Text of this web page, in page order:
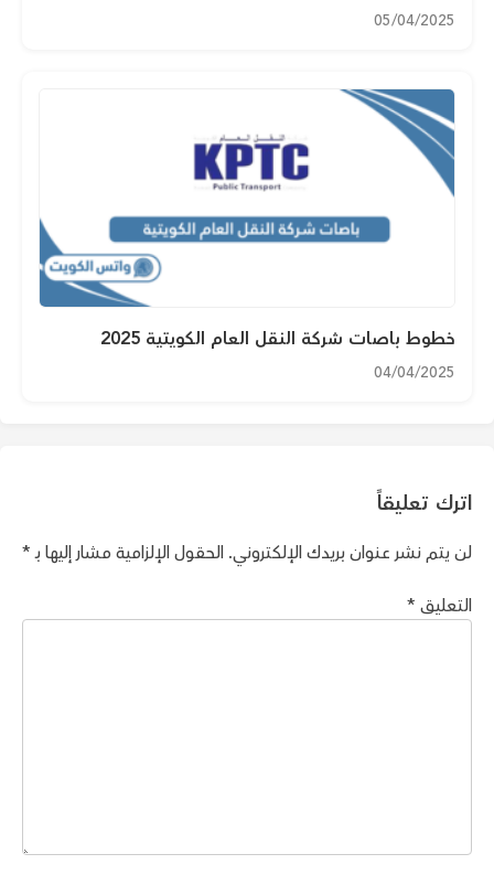
05/04/2025
خطوط باصات شركة النقل العام الكويتية 2025
04/04/2025
اترك تعليقاً
لن يتم نشر عنوان بريدك الإلكتروني. الحقول الإلزامية مشار إليها بـ*
التعليق *